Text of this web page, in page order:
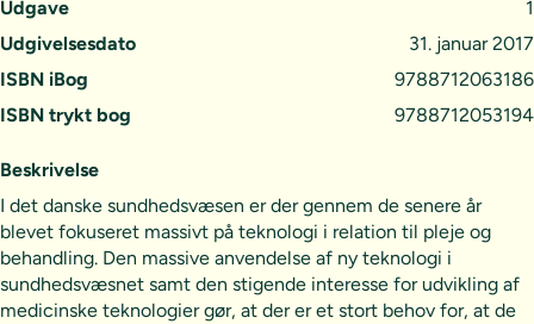
Udgave
1
Udgivelsesdato
31. januar 2017
ISBN iBog
9788712063186
ISBN trykt bog
9788712053194
Beskrivelse
I det danske sundhedsvæsen er der gennem de senere år
blevet fokuseret massivt på teknologi i relation til pleje og
behandling. Den massive anvendelse af ny teknologi i
sundhedsvæsnet samt den stigende interesse for udvikling af
medicinske teknologier gør, at der er et stort behov for, at de